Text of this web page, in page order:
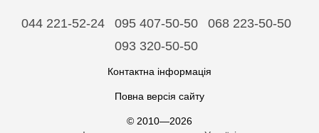
044 221-52-24 095 407-50-50
068 223-50-50
093 320-50-50
Контактна інформація
Повна версія сайту
© 2010—2026